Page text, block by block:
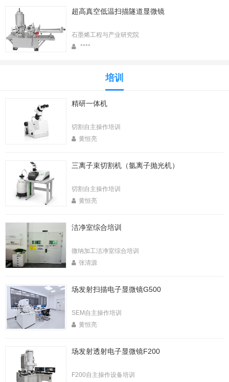
超高真空低温扫描隧道显微镜
石墨烯工程与产业研究院
****
培训
精研一体机
切割自主操作培训
黄恒亮
三离子束切割机（氩离子抛光机）
切割自主操作培训
黄恒亮
洁净室综合培训
微纳加工洁净室综合培训
张清源
场发射扫描电子显微镜G500
SEM自主操作培训
黄恒亮
场发射透射电子显微镜F200
F200自主操作设备培训